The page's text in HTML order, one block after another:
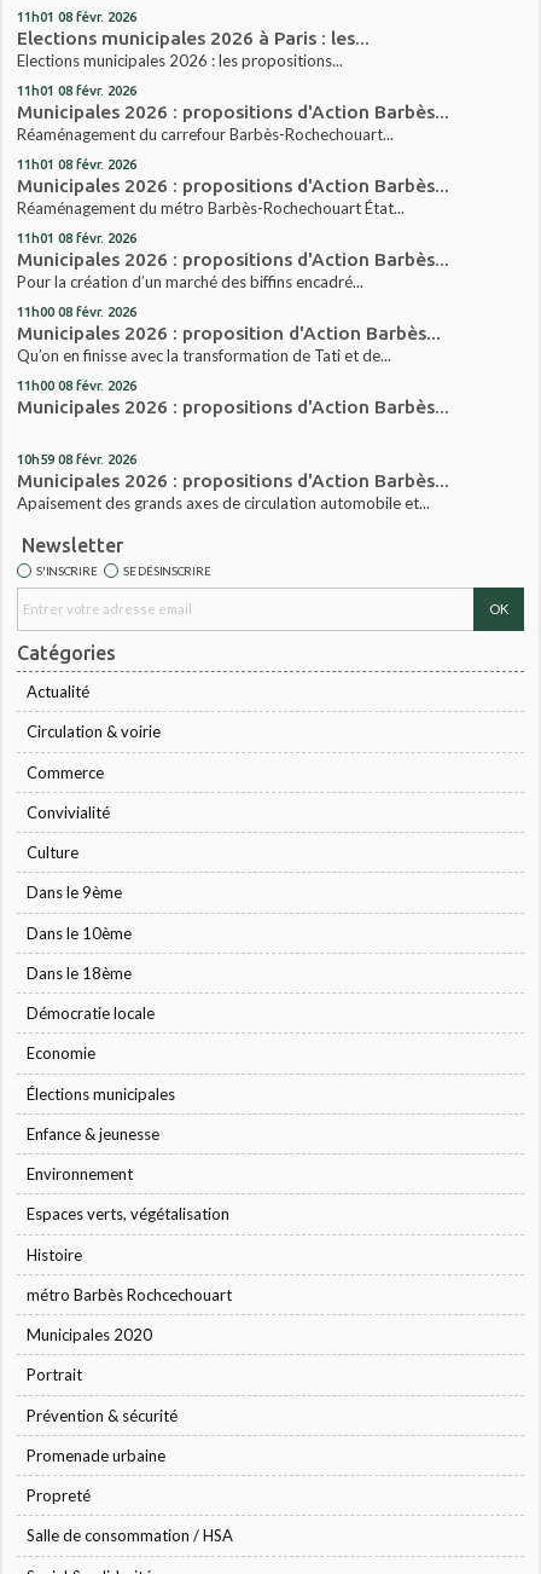
11h01 08 févr. 2026
Elections municipales 2026 à Paris : les...
Elections municipales 2026 : les propositions...
11h01 08 févr. 2026
Municipales 2026 : propositions d'Action Barbès...
Réaménagement du carrefour Barbès-Rochechouart...
11h01 08 févr. 2026
Municipales 2026 : propositions d'Action Barbès...
Réaménagement du métro Barbès-Rochechouart État...
11h01 08 févr. 2026
Municipales 2026 : propositions d'Action Barbès...
Pour la création d’un marché des biffins encadré...
11h00 08 févr. 2026
Municipales 2026 : proposition d'Action Barbès...
Qu’on en finisse avec la transformation de Tati et de...
11h00 08 févr. 2026
Municipales 2026 : propositions d'Action Barbès...
10h59 08 févr. 2026
Municipales 2026 : propositions d'Action Barbès...
Apaisement des grands axes de circulation automobile et...
Newsletter
S'INSCRIRE SE DÉSINSCRIRE
Catégories
Actualité
Circulation & voirie
Commerce
Convivialité
Culture
Dans le 9ème
Dans le 10ème
Dans le 18ème
Démocratie locale
Economie
Élections municipales
Enfance & jeunesse
Environnement
Espaces verts, végétalisation
Histoire
métro Barbès Rochcechouart
Municipales 2020
Portrait
Prévention & sécurité
Promenade urbaine
Propreté
Salle de consommation / HSA